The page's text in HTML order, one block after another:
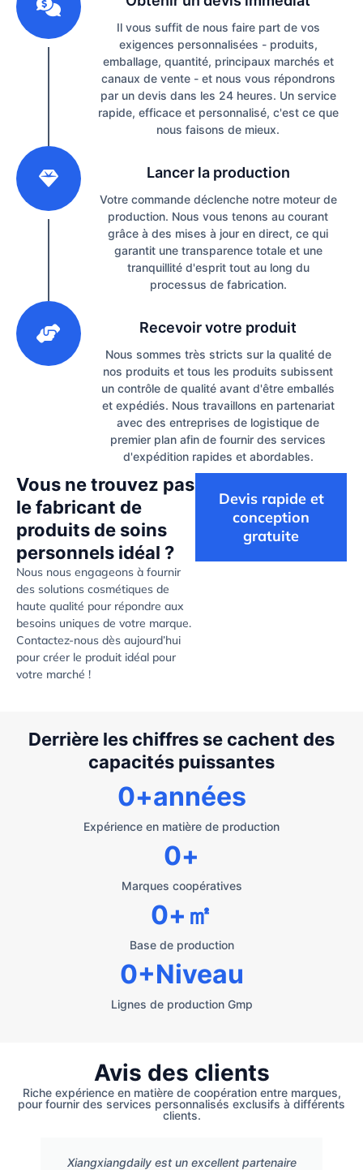
Il vous suffit de nous faire part de vos
exigences personnalisées - produits,
emballage, quantité, principaux marchés et
canaux de vente - et nous vous répondrons
par un devis dans les 24 heures. Un service
rapide, efficace et personnalisé, c'est ce que
nous faisons de mieux.
Lancer la production
Votre commande déclenche notre moteur de
production. Nous vous tenons au courant
grâce à des mises à jour en direct, ce qui
garantit une transparence totale et une
tranquillité d'esprit tout au long du
processus de fabrication.
Recevoir votre produit
Nous sommes très stricts sur la qualité de
nos produits et tous les produits subissent
un contrôle de qualité avant d'être emballés
et expédiés. Nous travaillons en partenariat
avec des entreprises de logistique de
premier plan afin de fournir des services
d'expédition rapides et abordables.
Vous ne trouvez pas
le fabricant de
produits de soins
personnels idéal ?
Nous nous engageons à fournir
des solutions cosmétiques de
haute qualité pour répondre aux
besoins uniques de votre marque.
Contactez-nous dès aujourd’hui
pour créer le produit idéal pour
votre marché !
Devis rapide et
conception
gratuite
Derrière les chiffres se cachent des
capacités puissantes
Expérience en matière de production
0+années
Marques coopératives
0+
Base de production
0+㎡
Lignes de production Gmp
0+Niveau
Avis des clients
Riche expérience en matière de coopération entre marques,
pour fournir des services personnalisés exclusifs à différents
clients.
Xiangxiangdaily est un excellent partenaire